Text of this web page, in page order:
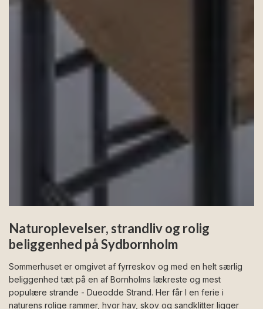
Naturoplevelser, strandliv og rolig
beliggenhed på Sydbornholm
Sommerhuset er omgivet af fyrreskov og med en helt særlig
beliggenhed tæt på en af Bornholms lækreste og mest
populære strande - Dueodde Strand. Her får I en ferie i
naturens rolige rammer, hvor hav, skov og sandklitter ligger